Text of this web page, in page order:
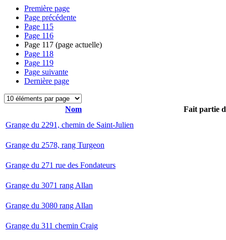
Première page
Page précédente
Page 115
Page 116
Page 117 (page actuelle)
Page 118
Page 119
Page suivante
Dernière page
Nom
Fait partie
Grange du 2291, chemin de Saint-Julien
Grange du 2578, rang Turgeon
Grange du 271 rue des Fondateurs
Grange du 3071 rang Allan
Grange du 3080 rang Allan
Grange du 311 chemin Craig